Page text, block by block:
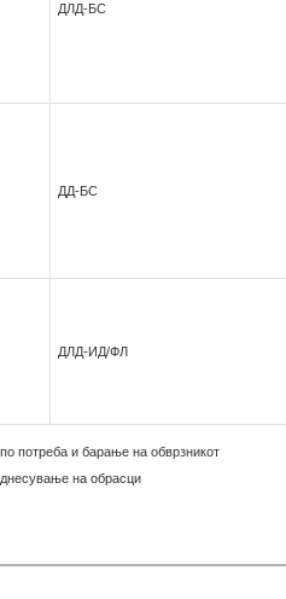
ДЛД-БС
ДД-БС
ДЛД-ИД/ФЛ
потреба и барање на обврзникот
на обрасци